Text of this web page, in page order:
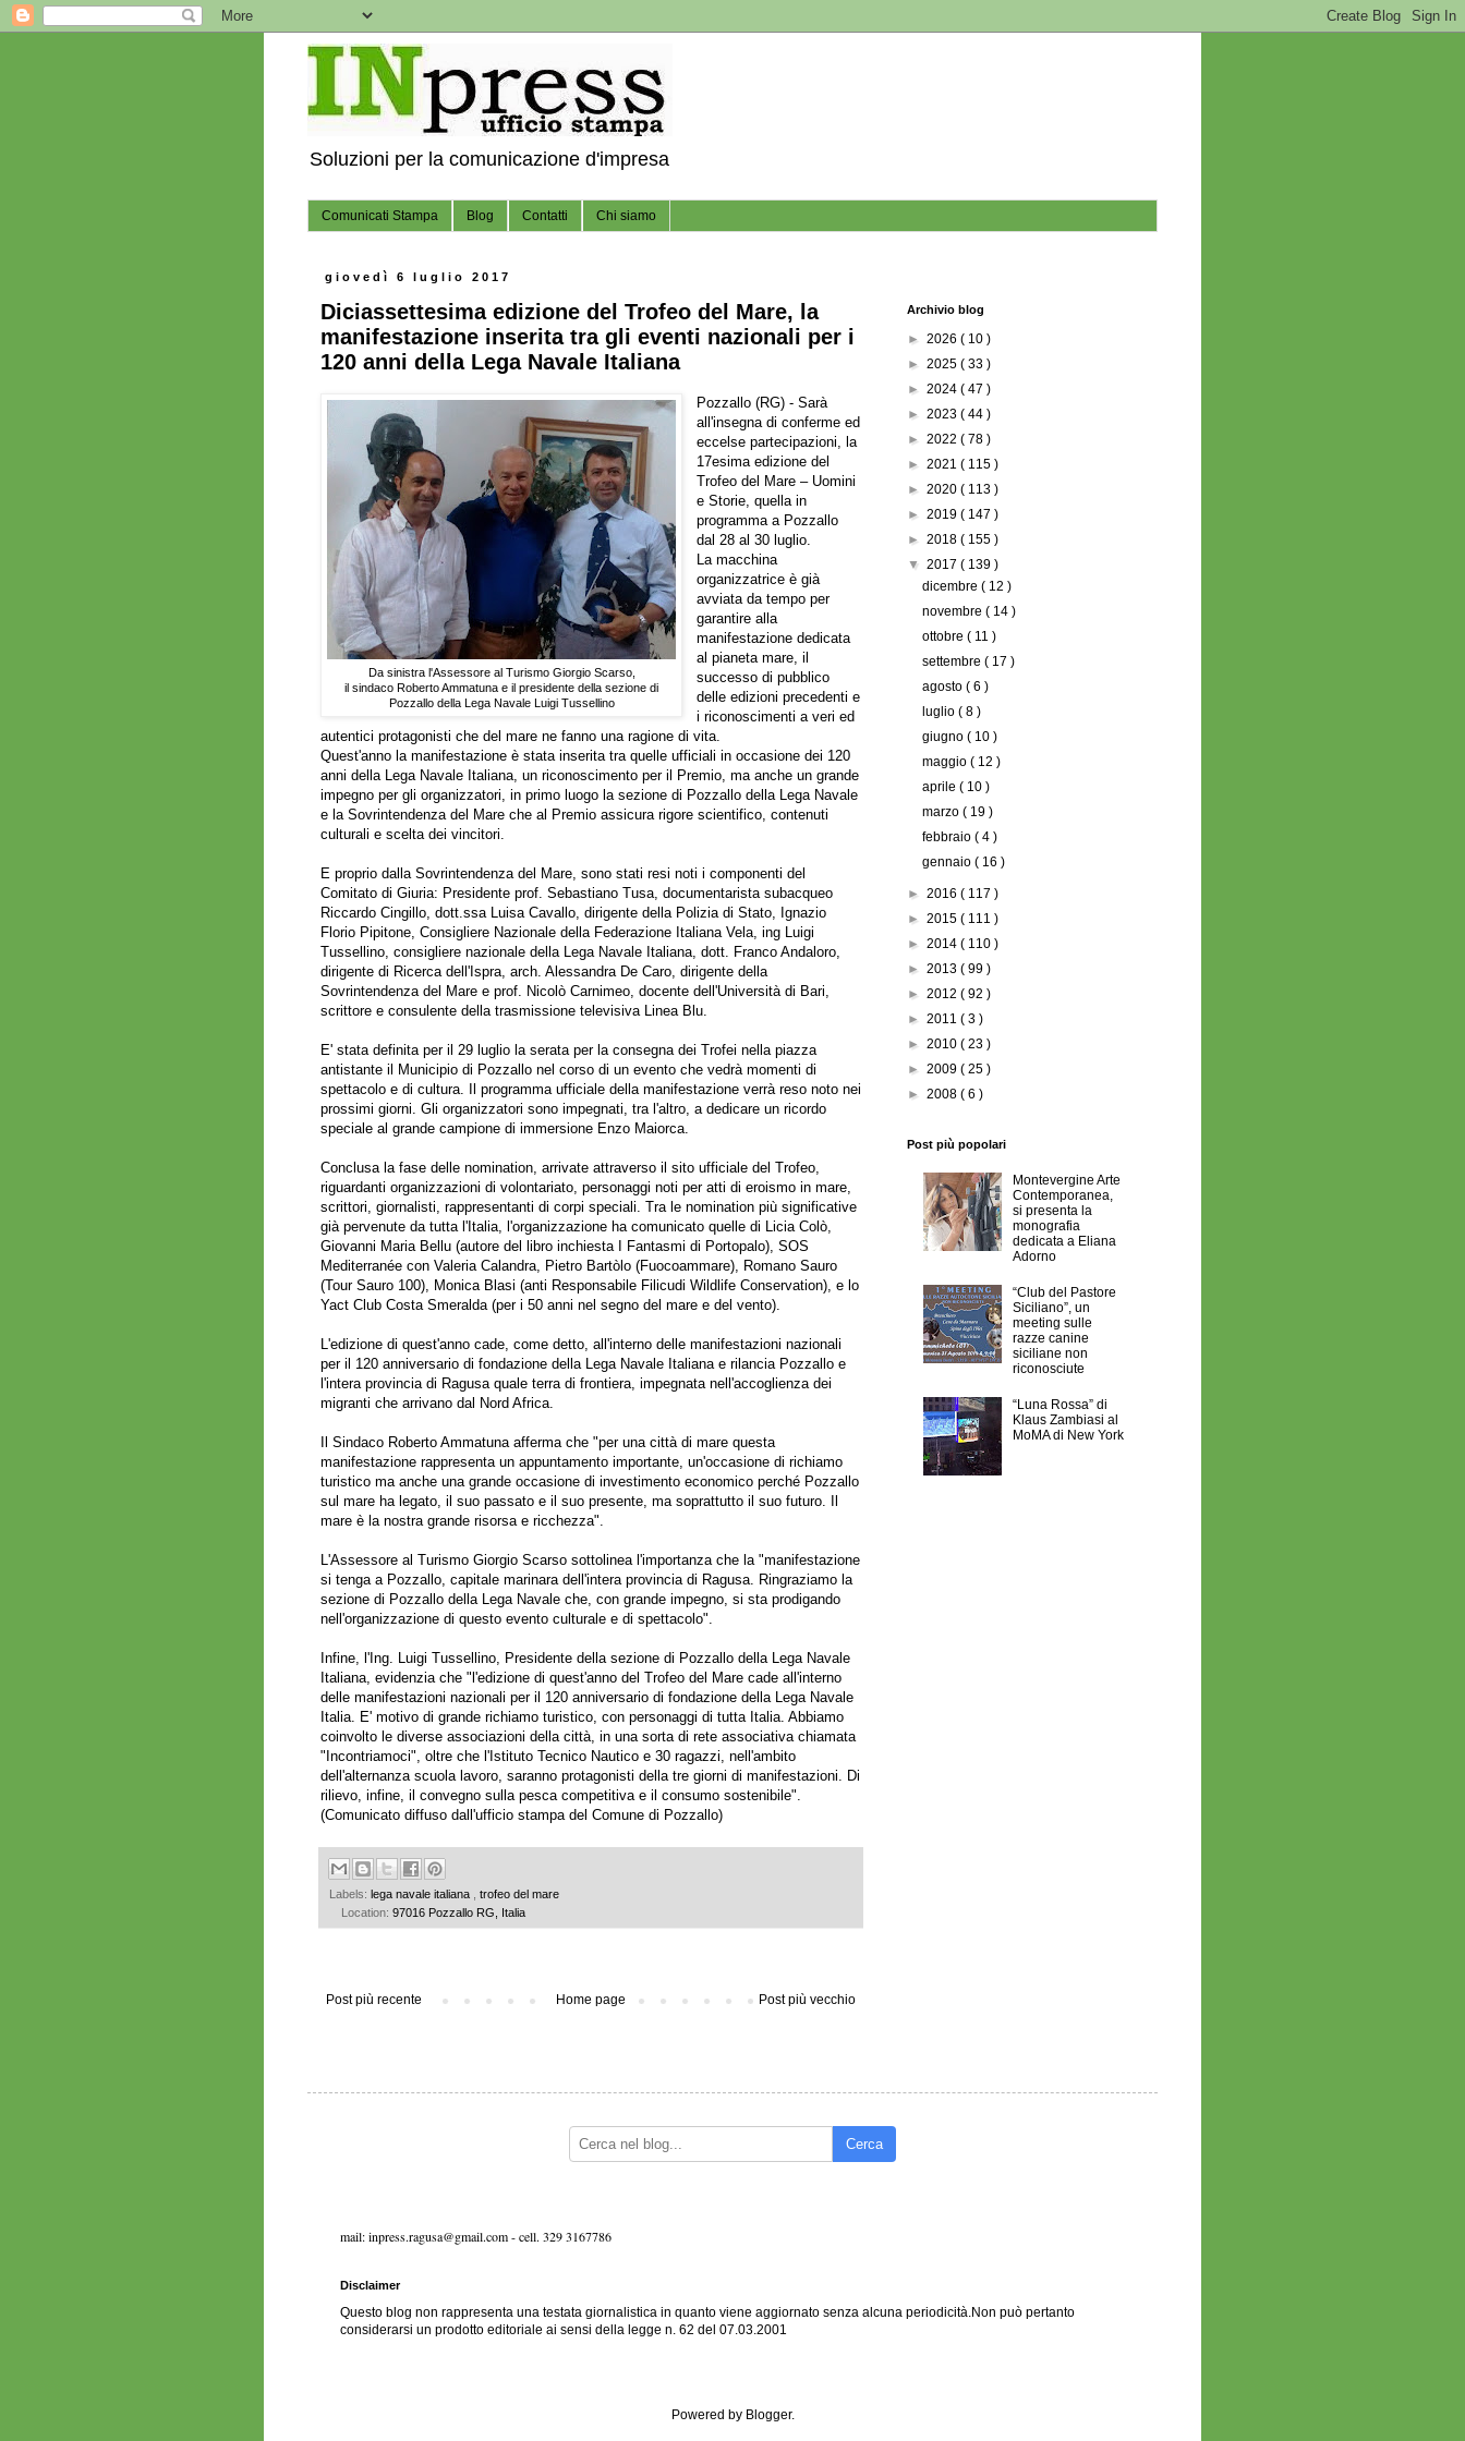
Soluzioni per la comunicazione d'impresa
Comunicati Stampa Blog Contatti Chi siamo
giovedì 6 luglio 2017
Diciassettesima edizione del Trofeo del Mare, la
manifestazione inserita tra gli eventi nazionali per i
120 anni della Lega Navale Italiana
Da sinistra l'Assessore al Turismo Giorgio Scarso,
il sindaco Roberto Ammatuna e il presidente della sezione di
Pozzallo della Lega Navale Luigi Tussellino
Pozzallo (RG) - Sarà
all'insegna di conferme ed
eccelse partecipazioni, la
17esima edizione del
Trofeo del Mare – Uomini
e Storie, quella in
programma a Pozzallo
dal 28 al 30 luglio.
La macchina
organizzatrice è già
avviata da tempo per
garantire alla
manifestazione dedicata
al pianeta mare, il
successo di pubblico
delle edizioni precedenti e
i riconoscimenti a veri ed
autentici protagonisti che del mare ne fanno una ragione di vita.
Quest'anno la manifestazione è stata inserita tra quelle ufficiali in occasione dei 120
anni della Lega Navale Italiana, un riconoscimento per il Premio, ma anche un grande
impegno per gli organizzatori, in primo luogo la sezione di Pozzallo della Lega Navale
e la Sovrintendenza del Mare che al Premio assicura rigore scientifico, contenuti
culturali e scelta dei vincitori.
E proprio dalla Sovrintendenza del Mare, sono stati resi noti i componenti del
Comitato di Giuria: Presidente prof. Sebastiano Tusa, documentarista subacqueo
Riccardo Cingillo, dott.ssa Luisa Cavallo, dirigente della Polizia di Stato, Ignazio
Florio Pipitone, Consigliere Nazionale della Federazione Italiana Vela, ing Luigi
Tussellino, consigliere nazionale della Lega Navale Italiana, dott. Franco Andaloro,
dirigente di Ricerca dell'Ispra, arch. Alessandra De Caro, dirigente della
Sovrintendenza del Mare e prof. Nicolò Carnimeo, docente dell'Università di Bari,
scrittore e consulente della trasmissione televisiva Linea Blu.
E' stata definita per il 29 luglio la serata per la consegna dei Trofei nella piazza
antistante il Municipio di Pozzallo nel corso di un evento che vedrà momenti di
spettacolo e di cultura. Il programma ufficiale della manifestazione verrà reso noto nei
prossimi giorni. Gli organizzatori sono impegnati, tra l'altro, a dedicare un ricordo
speciale al grande campione di immersione Enzo Maiorca.
Conclusa la fase delle nomination, arrivate attraverso il sito ufficiale del Trofeo,
riguardanti organizzazioni di volontariato, personaggi noti per atti di eroismo in mare,
scrittori, giornalisti, rappresentanti di corpi speciali. Tra le nomination più significative
già pervenute da tutta l'Italia, l'organizzazione ha comunicato quelle di Licia Colò,
Giovanni Maria Bellu (autore del libro inchiesta I Fantasmi di Portopalo), SOS
Mediterranée con Valeria Calandra, Pietro Bartòlo (Fuocoammare), Romano Sauro
(Tour Sauro 100), Monica Blasi (anti Responsabile Filicudi Wildlife Conservation), e lo
Yact Club Costa Smeralda (per i 50 anni nel segno del mare e del vento).
L'edizione di quest'anno cade, come detto, all'interno delle manifestazioni nazionali
per il 120 anniversario di fondazione della Lega Navale Italiana e rilancia Pozzallo e
l'intera provincia di Ragusa quale terra di frontiera, impegnata nell'accoglienza dei
migranti che arrivano dal Nord Africa.
Il Sindaco Roberto Ammatuna afferma che "per una città di mare questa
manifestazione rappresenta un appuntamento importante, un'occasione di richiamo
turistico ma anche una grande occasione di investimento economico perché Pozzallo
sul mare ha legato, il suo passato e il suo presente, ma soprattutto il suo futuro. Il
mare è la nostra grande risorsa e ricchezza".
L'Assessore al Turismo Giorgio Scarso sottolinea l'importanza che la "manifestazione
si tenga a Pozzallo, capitale marinara dell'intera provincia di Ragusa. Ringraziamo la
sezione di Pozzallo della Lega Navale che, con grande impegno, si sta prodigando
nell'organizzazione di questo evento culturale e di spettacolo".
Infine, l'Ing. Luigi Tussellino, Presidente della sezione di Pozzallo della Lega Navale
Italiana, evidenzia che "l'edizione di quest'anno del Trofeo del Mare cade all'interno
delle manifestazioni nazionali per il 120 anniversario di fondazione della Lega Navale
Italia. E' motivo di grande richiamo turistico, con personaggi di tutta Italia. Abbiamo
coinvolto le diverse associazioni della città, in una sorta di rete associativa chiamata
"Incontriamoci", oltre che l'Istituto Tecnico Nautico e 30 ragazzi, nell'ambito
dell'alternanza scuola lavoro, saranno protagonisti della tre giorni di manifestazioni. Di
rilievo, infine, il convegno sulla pesca competitiva e il consumo sostenibile".
(Comunicato diffuso dall'ufficio stampa del Comune di Pozzallo)
Labels: lega navale italiana
trofeo del mare
Location: 97016 Pozzallo RG, Italia
Post più recente Post più vecchio
Home page
Archivio blog
► 2026 ( 10 )
► 2025 ( 33 )
► 2024 ( 47 )
► 2023 ( 44 )
► 2022 ( 78 )
► 2021 ( 115 )
► 2020 ( 113 )
► 2019 ( 147 )
► 2018 ( 155 )
▼ 2017 ( 139 )
dicembre( 12 )
novembre( 14 )
ottobre( 11 )
settembre( 17 )
agosto( 6 )
luglio( 8 )
giugno( 10 )
maggio( 12 )
aprile( 10 )
marzo( 19 )
febbraio( 4 )
gennaio( 16 )
► 2016 ( 117 )
► 2015 ( 111 )
► 2014 ( 110 )
► 2013 ( 99 )
► 2012 ( 92 )
► 2011 ( 3 )
► 2010 ( 23 )
► 2009 ( 25 )
► 2008 ( 6 )
Post più popolari
Montevergine Arte
Contemporanea,
si presenta la
monografia
dedicata a Eliana
Adorno
“Club del Pastore
Siciliano”, un
meeting sulle
razze canine
siciliane non
riconosciute
“Luna Rossa” di
Klaus Zambiasi al
MoMA di New York
Cerca
mail: inpress.ragusa@gmail.com -cell. 329 3167786
Disclaimer
Questo blog non rappresenta una testata giornalistica in quanto viene aggiornato senza alcuna periodicità.Non può pertanto
considerarsi un prodotto editoriale ai sensi della legge n. 62 del 07.03.2001
Powered by Blogger.